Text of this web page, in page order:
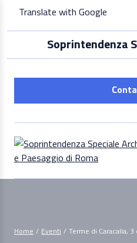
content
Translate with Google
Soprintendenza
Home / Eventi / Terme di Caracalla,